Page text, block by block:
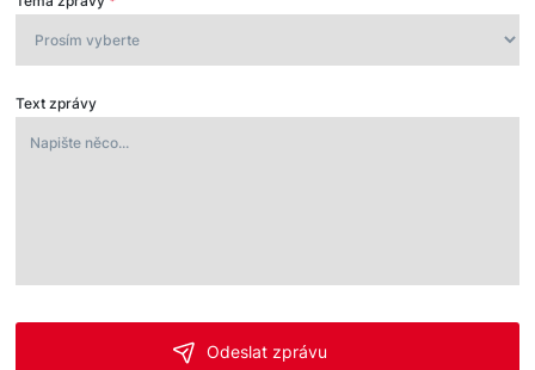
Text zprávy